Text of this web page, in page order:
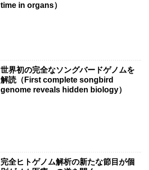
time in organs）
世界初の完全なソングバードゲノムを
解読（First complete songbird
genome reveals hidden biology）
完全ヒトゲノム解析の新たな節目が個